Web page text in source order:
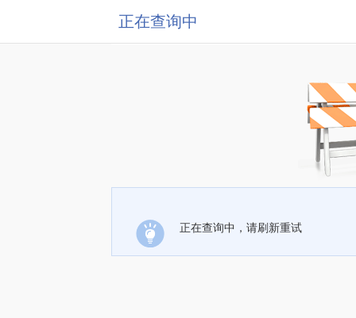
正在查询中
正在查询中，请刷新重试